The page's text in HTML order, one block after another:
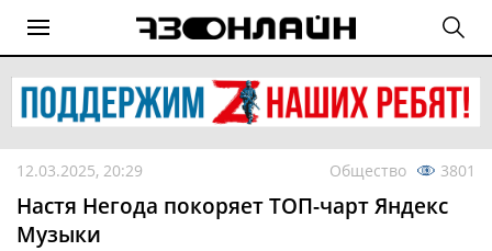
12.03.2025, 20:29 Общество 3801
Настя Негода покоряет ТОП-чарт Яндекс
Музыки